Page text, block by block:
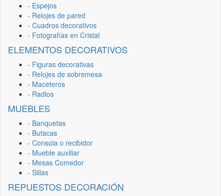
- Espejos
- Relojes de pared
- Cuadros decorativos
- Fotografías en Cristal
ELEMENTOS DECORATIVOS
- Figuras decorativas
- Relojes de sobremesa
- Maceteros
- Radios
MUEBLES
- Banquetas
- Butacas
- Consola o recibidor
- Mueble auxiliar
- Mesas Comedor
- Sillas
REPUESTOS DECORACIÓN